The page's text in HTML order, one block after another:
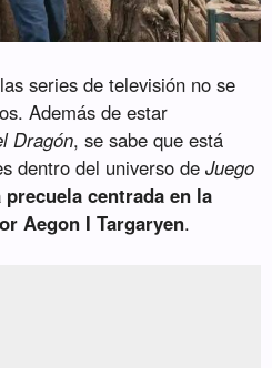
series de televisión no se
Además de estar
Dragón, se sabe que está
dentro del universo deJuego
precuela centrada en la
Aegon I Targaryen.